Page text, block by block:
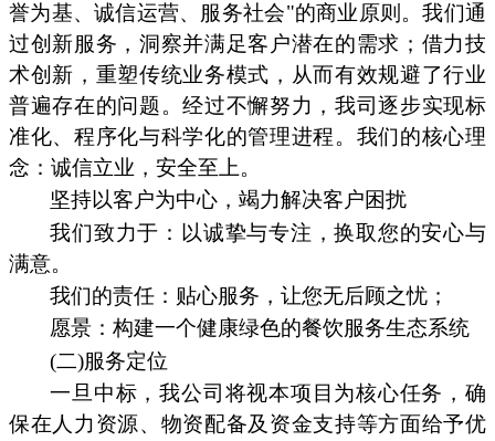
誉为基、诚信运营、服务社会"的商业原则。我们通
过创新服务，洞察并满足客户潜在的需求；借力技
术创新，重塑传统业务模式，从而有效规避了行业
普遍存在的问题。经过不懈努力，我司逐步实现标
准化、程序化与科学化的管理进程。我们的核心理
念：诚信立业，安全至上。
坚持以客户为中心，竭力解决客户困扰
我们致力于：以诚挚与专注，换取您的安心与
满意。
我们的责任：贴心服务，让您无后顾之忧；
愿景：构建一个健康绿色的餐饮服务生态系统
(二)服务定位
一旦中标，我公司将视本项目为核心任务，确
保在人力资源、物资配备及资金支持等方面给予优